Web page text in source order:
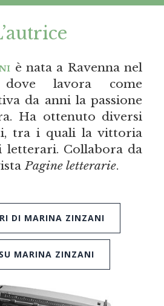
è nata a Ravenna nel
lavora come
da anni la passione
Ha ottenuto diversi
tra i quali la vittoria
letterari. Collabora da
Pagine letterarie.
DI MARINA ZINZANI
MARINA ZINZANI